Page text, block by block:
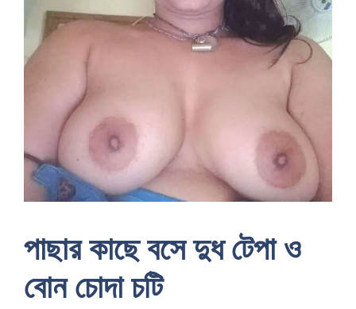
পাছার কাছে বসে দুধ টেপা ও
বোন চোদা চটি